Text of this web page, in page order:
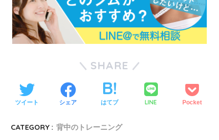
SHARE
ツイート シェア はてブ LINE Pocket
CATEGORY : 背中のトレーニング